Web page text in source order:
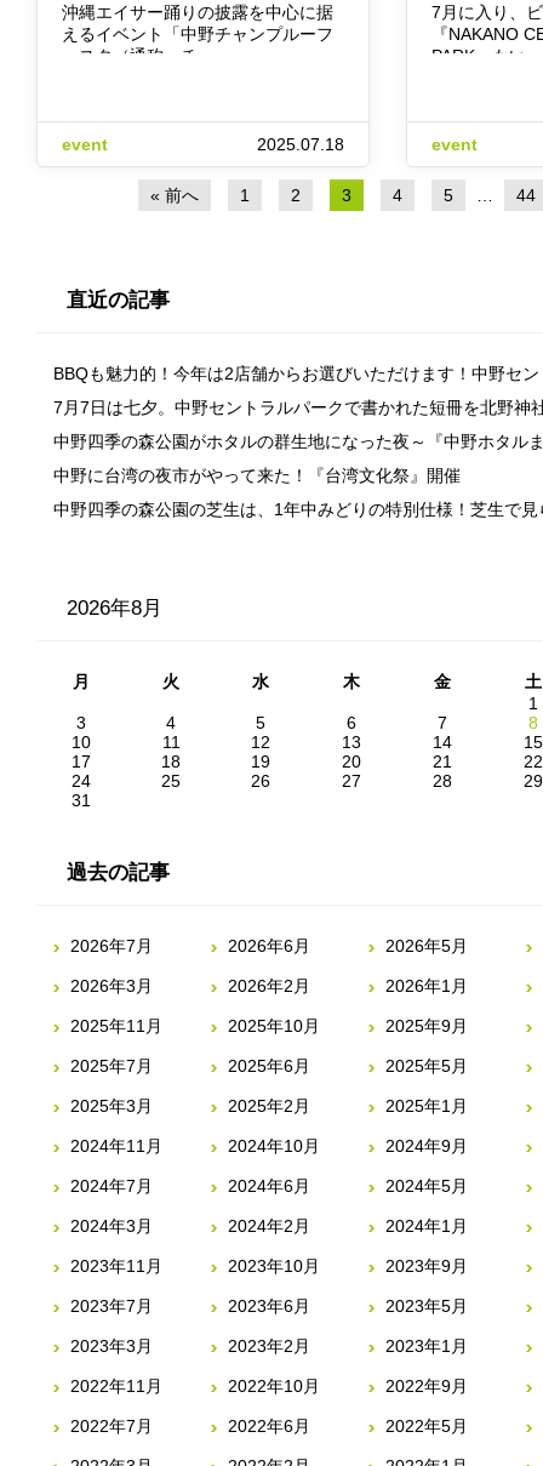
沖縄エイサー踊りの披露を中心に据
えるイベント「中野チャンプルーフ
ェスタ（通称＝チ…
event 2025.07.18
7月に入り、
『NAKANO
PARK』もい…
event
« 前へ 1 2 3 4 5 … 44
直近の記事
BBQも魅力的！今年は2店舗からお選びいただけます！中野セ
7月7日は七夕。中野セントラルパークで書かれた短冊を北野神
中野四季の森公園がホタルの群生地になった夜～『中野ホタル
中野に台湾の夜市がやって来た！『台湾文化祭』開催
中野四季の森公園の芝生は、1年中みどりの特別仕様！芝生で
2026年8月
月 火 水 木 金
土
1
3
4 5 6 7
8
10
11 12 13 14
15
17
18 19 20 21
22
24
25 26 27 28
29
31
過去の記事
2026年7月 2026年6月 2026年5月
2026年3月 2026年2月 2026年1月
2025年11月 2025年10月 2025年9月
2025年7月 2025年6月 2025年5月
2025年3月 2025年2月 2025年1月
2024年11月 2024年10月 2024年9月
2024年7月 2024年6月 2024年5月
2024年3月 2024年2月 2024年1月
2023年11月 2023年10月 2023年9月
2023年7月 2023年6月 2023年5月
2023年3月 2023年2月 2023年1月
2022年11月 2022年10月 2022年9月
2022年7月 2022年6月 2022年5月